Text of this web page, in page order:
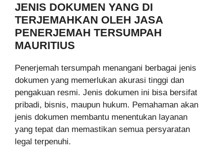
JENIS DOKUMEN YANG DI
TERJEMAHKAN OLEH JASA
PENERJEMAH TERSUMPAH
MAURITIUS
Penerjemah tersumpah menangani berbagai jenis
dokumen yang memerlukan akurasi tinggi dan
pengakuan resmi. Jenis dokumen ini bisa bersifat
pribadi, bisnis, maupun hukum. Pemahaman akan
jenis dokumen membantu menentukan layanan
yang tepat dan memastikan semua persyaratan
legal terpenuhi.